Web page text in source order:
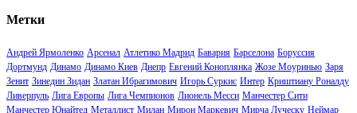
Метки
Андрей Ярмоленко Арсенал Атлетико Мадрид Бавария Барселона Боруссия
Дортмунд Динамо Динамо Киев Днепр Евгений Коноплянка Жозе Моуринью Заря
Зенит Зинедин Зидан Златан Ибрагимович Игорь Суркис Интер Криштиану Роналду
Ливерпуль Лига Европы Лига Чемпионов Лионель Месси Манчестер Сити
Манчестер Юнайтед Металлист Милан Мирон Маркевич Мирча Луческу Неймар